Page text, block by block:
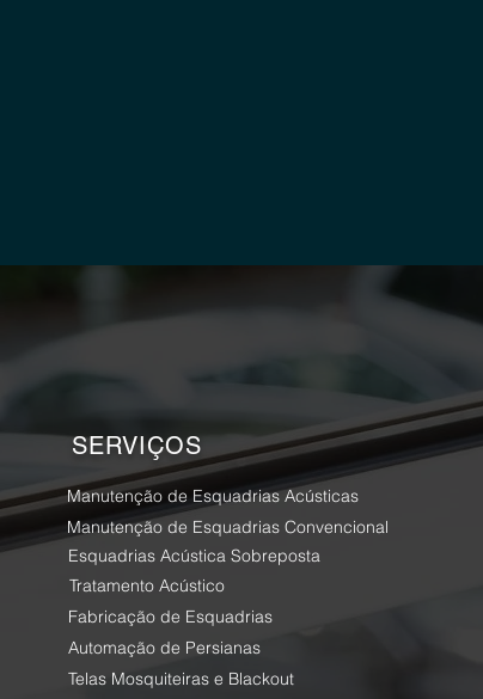
SERVIÇOS
Manutenção de Esquadrias Acústicas
Manutenção de Esquadrias Convencional
Esquadrias Acústica Sobreposta
Tratamento Acústico
Fabricação de Esquadrias
Automação de Persianas
Telas Mosquiteiras e Blackout